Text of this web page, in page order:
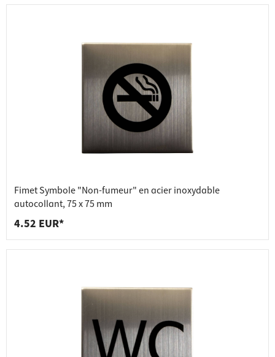
Fimet Symbole "Non-fumeur" en acier inoxydable
autocollant, 75 x 75 mm
4.52 EUR*